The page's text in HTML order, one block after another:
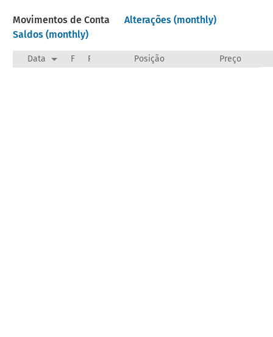
Movimentos de Conta
Alterações (monthly)
Saldos (monthly)
Data F Payee/Narration
Posição Preço